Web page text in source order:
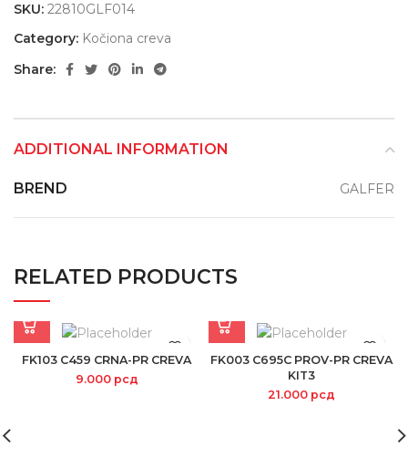
SKU: 22810GLF014
Category: Kočiona creva
Share:
ADDITIONAL INFORMATION
BREND GALFER
RELATED PRODUCTS
FK103 C459 CRNA-PR CREVA
9.000 рсд
FK003 C695C PROV-PR CREVA
KIT3
21.000 рсд